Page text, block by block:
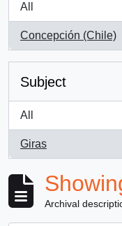
All
Concepción (Chile)
, 1 results
Subject
All
Giras
, 1 results
Archival